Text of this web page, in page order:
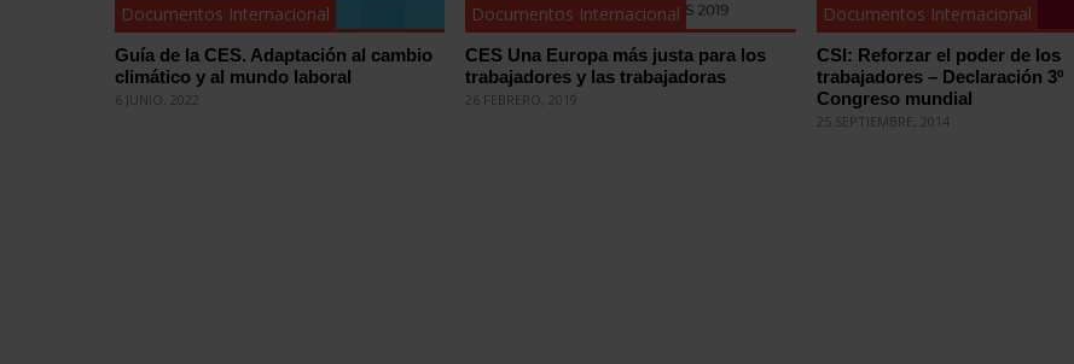
Documentos Internacional
Guía de la CES. Adaptación al cambio
climático y al mundo laboral
6 JUNIO, 2022
Documentos Internacional
CES Una Europa más justa para los
trabajadores y las trabajadoras
26 FEBRERO, 2019
Documentos Internacional
CSI: Reforzar el poder de los
trabajadores – Declaración 3º
Congreso mundial
25 SEPTIEMBRE, 2014